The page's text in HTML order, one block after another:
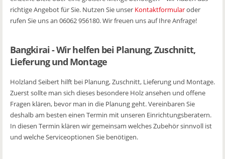
richtige Angebot für Sie. Nutzen Sie unser Kontaktformularoder
rufen Sie uns an 06062 956180. Wir freuen uns auf Ihre Anfrage!
Bangkirai - Wir helfen bei Planung, Zuschnitt,
Lieferung und Montage
Holzland Seibert hilft bei Planung, Zuschnitt, Lieferung und Montage.
Zuerst sollte man sich dieses besondere Holz ansehen und offene
Fragen klären, bevor man in die Planung geht. Vereinbaren Sie
deshalb am besten einen Termin mit unseren Einrichtungsberatern.
In diesen Termin klären wir gemeinsam welches Zubehör sinnvoll ist
und welche Serviceoptionen Sie benötigen.